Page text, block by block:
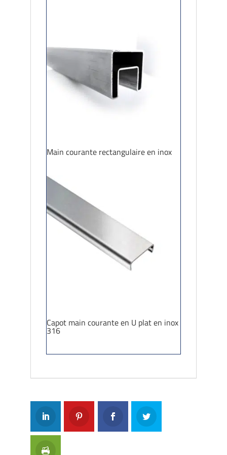
Main courante rectangulaire en inox
Capot main courante en U plat en inox
316